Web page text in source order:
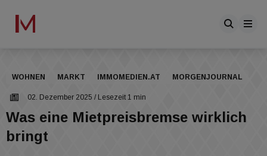
WOHNEN MARKT IMMOMEDIEN.AT MORGENJOURNAL
02. Dezember 2025 / Lesezeit 1 min
Was eine Mietpreisbremse wirklich
bringt